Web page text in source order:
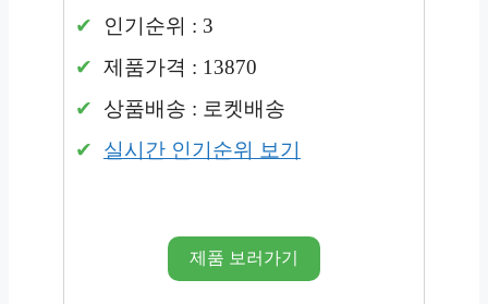
인기순위 : 3
제품가격 : 13870
상품배송 : 로켓배송
실시간 인기순위 보기
제품 보러가기